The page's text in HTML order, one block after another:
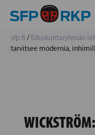
sfp.fi / Eduskuntaryhmän
tarvitsee modernia,